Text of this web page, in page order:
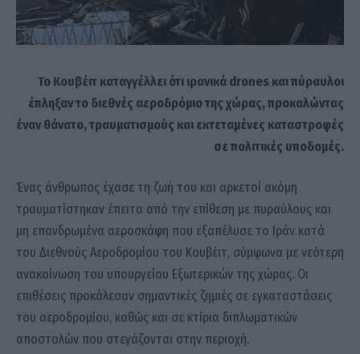
Το Κουβέιτ καταγγέλλει ότι ιρανικά drones και πύραυλοι
έπληξαν το διεθνές αεροδρόμιο της χώρας, προκαλώντας
έναν θάνατο, τραυματισμούς και εκτεταμένες καταστροφές
σε πολιτικές υποδομές.
Ένας άνθρωπος έχασε τη ζωή του και αρκετοί ακόμη
τραυματίστηκαν έπειτα από την επίθεση με πυραύλους και
μη επανδρωμένα αεροσκάφη που εξαπέλυσε το Ιράν κατά
του Διεθνούς Αεροδρομίου του Κουβέιτ, σύμφωνα με νεότερη
ανακοίνωση του υπουργείου Εξωτερικών της χώρας. Οι
επιθέσεις προκάλεσαν σημαντικές ζημιές σε εγκαταστάσεις
του αεροδρομίου, καθώς και σε κτίρια διπλωματικών
αποστολών που στεγάζονται στην περιοχή.